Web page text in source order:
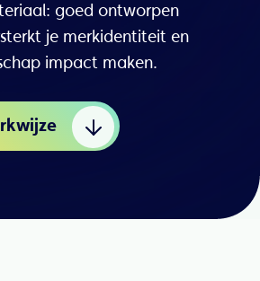
goed ontworpen
je merkidentiteit en
impact maken.